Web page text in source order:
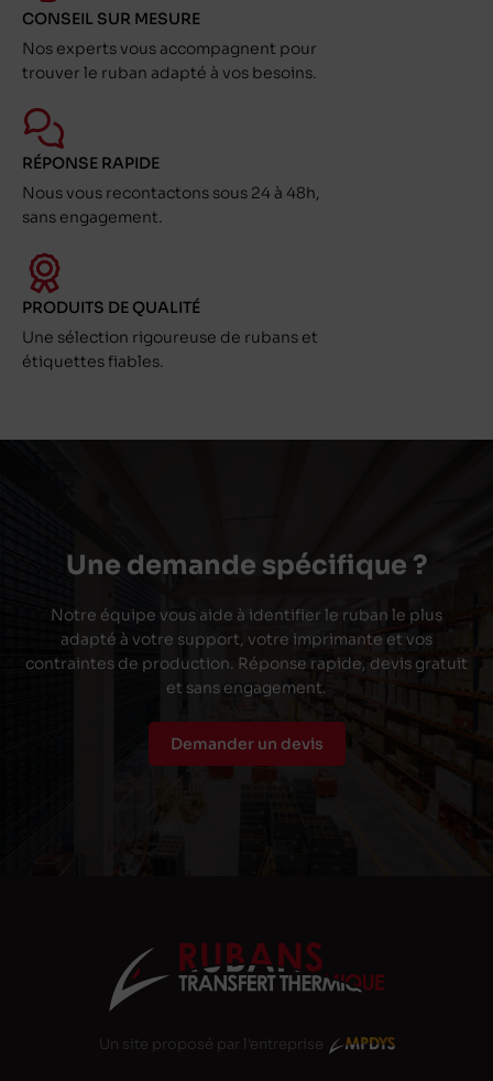
CONSEIL SUR MESURE
Nos experts vous accompagnent pour
trouver le ruban adapté à vos besoins.
RÉPONSE RAPIDE
Nous vous recontactons sous 24 à 48h,
sans engagement.
PRODUITS DE QUALITÉ
Une sélection rigoureuse de rubans et
étiquettes fiables.
Une demande spécifique ?
Notre équipe vous aide à identifier le ruban le plus
adapté à votre support, votre imprimante et vos
contraintes de production. Réponse rapide, devis gratuit
et sans engagement.
Demander un devis
Un site proposé par l'entreprise